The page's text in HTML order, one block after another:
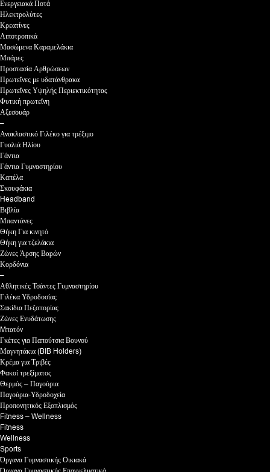
Ενεργειακά Ποτά
Ηλεκτρολύτες
Κρεατίνες
Λιποτροπικά
Μασώμενα Καραμελάκια
Μπάρες
Προστασία Αρθρώσεων
Πρωτεΐνες με υδατάνθρακα
Πρωτεΐνες Υψηλής Περιεκτικότητας
Φυτική πρωτεΐνη
Αξεσουάρ
–
Ανακλαστικό Γιλέκο για τρέξιμο
Γυαλιά Ηλίου
Γάντια
Γάντια Γυμναστηρίου
Καπέλα
Σκουφάκια
Headband
Βιβλία
Μπαντάνες
Θήκη Για κινητό
Θήκη για τζελάκια
Ζώνες Άρσης Βαρών
Κορδόνια
–
Αθλητικές Τσάντες Γυμναστηρίου
Γιλέκα Υδροδοσίας
Σακίδια Πεζοπορίας
Ζώνες Ενυδάτωσης
Mπατόν
Γκέτες για Παπούτσια Βουνού
Μαγνητάκια (BIB Holders)
Κρέμα για Τριβές
Φακοί τρεξίματος
Θερμός – Παγούρια
Παγούρια-Υδροδοχεία
Προπονητικός Εξοπλισμός
Fitness – Wellness
Fitness
Wellness
Sports
Όργανα Γυμναστικής Οικιακά